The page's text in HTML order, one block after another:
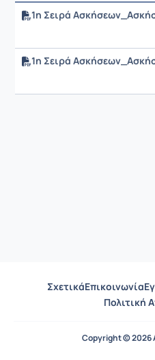
ΣχετικάΕπικοινωνία
Πολιτική
Copyright © 2026